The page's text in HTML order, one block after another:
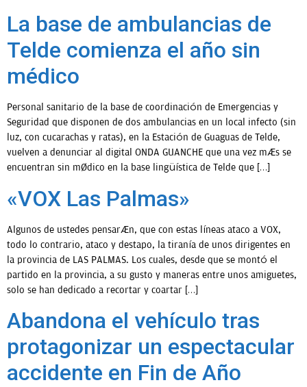
La base de ambulancias de
Telde comienza el año sin
médico
Personal sanitario de la base de coordinación de Emergencias y
Seguridad que disponen de dos ambulancias en un local infecto (sin
luz, con cucarachas y ratas), en la Estación de Guaguas de Telde,
vuelven a denunciar al digital ONDA GUANCHE que una vez más se
encuentran sin médico en la base lingüística de Telde que […]
«VOX Las Palmas»
Algunos de ustedes pensarán, que con estas líneas ataco a VOX,
todo lo contrario, ataco y destapo, la tiranía de unos dirigentes en
la provincia de LAS PALMAS. Los cuales, desde que se montó el
partido en la provincia, a su gusto y maneras entre unos amiguetes,
solo se han dedicado a recortar y coartar […]
Abandona el vehículo tras
protagonizar un espectacular
accidente en Fin de Año